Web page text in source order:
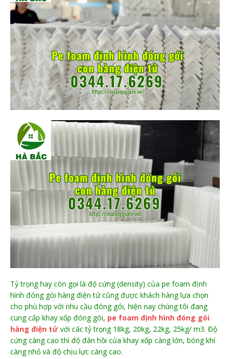
Tỷ trọng hay còn gọi là độ cứng (density) của pe foam định
hình đóng gói hàng điện tử cũng được khách hàng lựa chọn
cho phù hợp với nhu cầu đóng gói, hiện nay chúng tôi đang
cung cấp khay xốp đóng gói, pe foam định hình đóng gói
hàng điện tửvới các tỷ trọng 18kg, 20kg, 22kg, 25kg/ m3. Độ
cứng càng cao thì độ đàn hồi của khay xốp càng lớn, bóng khí
càng nhỏ và độ chịu lực càng cao.